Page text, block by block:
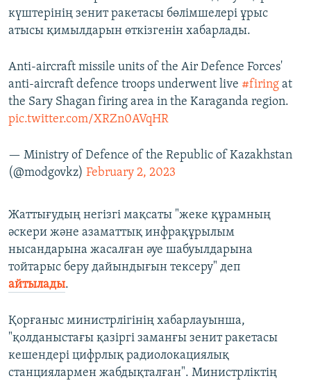
күштерінің зенит ракетасы бөлімшелері ұрыс
атысы қимылдарын өткізгенін хабарлады.
Anti-aircraft missile units of the Air Defence Forces'
anti-aircraft defence troops underwent live #firing at
the Sary Shagan firing area in the Karaganda region.
pic.twitter.com/XRZn0AVqHR
— Ministry of Defence of the Republic of Kazakhstan
(@modgovkz) February 2, 2023
Жаттығудың негізгі мақсаты "жеке құрамның
әскери және азаматтық инфрақұрылым
нысандарына жасалған әуе шабуылдарына
тойтарыс беру дайындығын тексеру" деп
айтылады.
Қорғаныс министрлігінің хабарлауынша,
"қолданыстағы қазіргі заманғы зенит ракетасы
кешендері цифрлық радиолокациялық
станциялармен жабдықталған". Министрліктің